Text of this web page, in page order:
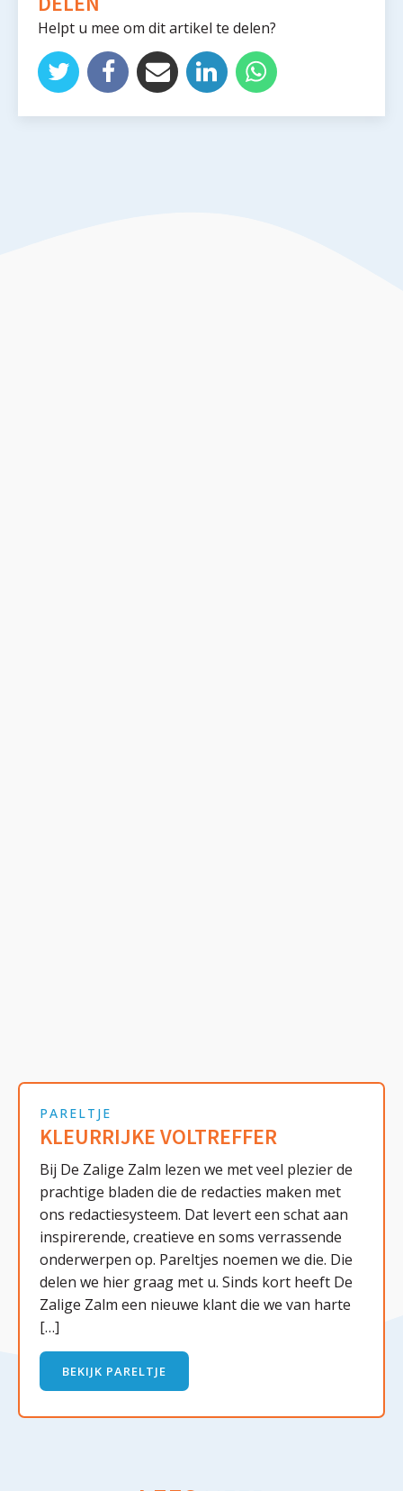
Helpt u mee om dit artikel te delen?
PARELTJE
KLEURRIJKE VOLTREFFER
Bij De Zalige Zalm lezen we met veel plezier de
prachtige bladen die de redacties maken met
ons redactiesysteem. Dat levert een schat aan
inspirerende, creatieve en soms verrassende
onderwerpen op. Pareltjes noemen we die. Die
delen we hier graag met u. Sinds kort heeft De
Zalige Zalm een nieuwe klant die we van harte
[…]
BEKIJK PARELTJE